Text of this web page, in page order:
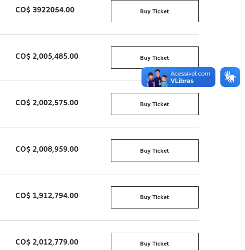
CO$ 3922054.00 Buy Ticket
CO$ 2,005,485.00 Buy Ticket
CO$ 2,002,575.00 Buy Ticket
CO$ 2,008,959.00 Buy Ticket
CO$ 1,912,794.00 Buy Ticket
CO$ 2,012,779.00 Buy Ticket